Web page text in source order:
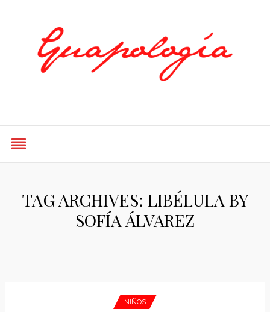
TAG ARCHIVES: LIBÉLULA BY
SOFÍA ÁLVAREZ
NIÑOS